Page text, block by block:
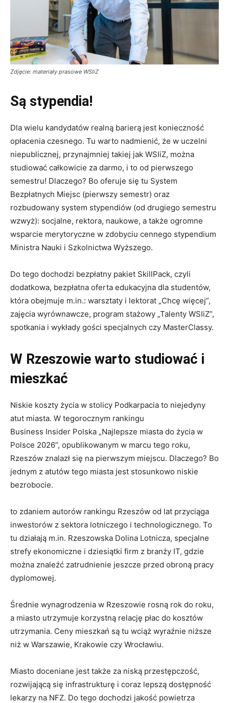
Zdjęcie: materiały prasowe WSIiZ
Są stypendia!
Dla wielu kandydatów realną barierą jest konieczność
opłacenia czesnego. Tu warto nadmienić, że w uczelni
niepublicznej, przynajmniej takiej jak WSIiZ, można
studiować całkowicie za darmo, i to od pierwszego
semestru! Dlaczego? Bo oferuje się tu System
Bezpłatnych Miejsc (pierwszy semestr) oraz
rozbudowany system stypendiów (od drugiego semestru
wzwyż): socjalne, rektora, naukowe, a także ogromne
wsparcie merytoryczne w zdobyciu cennego stypendium
Ministra Nauki i Szkolnictwa Wyższego.
Do tego dochodzi bezpłatny pakiet SkillPack, czyli
dodatkowa, bezpłatna oferta edukacyjna dla studentów,
która obejmuje m.in.: warsztaty i lektorat „Chcę więcej”,
zajęcia wyrównawcze, program stażowy „Talenty WSIiZ”,
spotkania i wykłady gości specjalnych czy MasterClassy.
W Rzeszowie warto studiować i
mieszkać
Niskie koszty życia w stolicy Podkarpacia to niejedyny
atut miasta. W tegorocznym rankingu
Business Insider Polska „Najlepsze miasta do życia w
Polsce 2026”, opublikowanym w marcu tego roku,
Rzeszów znalazł się na pierwszym miejscu. Dlaczego? Bo
jednym z atutów tego miasta jest stosunkowo niskie
bezrobocie.
to zdaniem autorów rankingu Rzeszów od lat przyciąga
inwestorów z sektora lotniczego i technologicznego. To
tu działają m.in. Rzeszowska Dolina Lotnicza, specjalne
strefy ekonomiczne i dziesiątki firm z branży IT, gdzie
można znaleźć zatrudnienie jeszcze przed obroną pracy
dyplomowej.
Średnie wynagrodzenia w Rzeszowie rosną rok do roku,
a miasto utrzymuje korzystną relację płac do kosztów
utrzymania. Ceny mieszkań są tu wciąż wyraźnie niższe
niż w Warszawie, Krakowie czy Wrocławiu.
Miasto doceniane jest także za niską przestępczość,
rozwijającą się infrastrukturę i coraz lepszą dostępność
lekarzy na NFZ. Do tego dochodzi jakość powietrza